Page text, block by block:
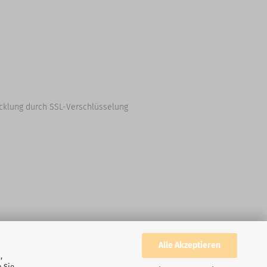
Alle Akzeptieren
durch SSL-Verschlüsselung